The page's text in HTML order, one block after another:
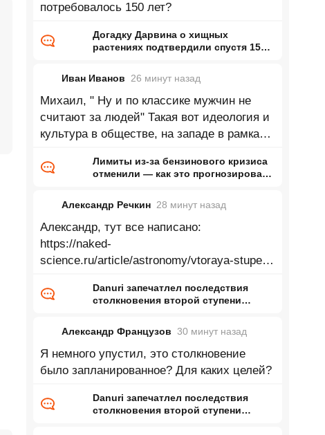
потребовалось 150 лет?
Догадку Дарвина о хищных
растениях подтвердили спустя 150
Иван Иванов
26 минут назад
Михаил, " Ну и по классике мужчин не
считают за людей" Такая вот идеология и
культура в обществе, на западе в рамках
Лимиты из-за бензинового кризиса
отменили — как это прогнозировал
Александр Речкин 28 минут назад
Александр, тут все написано:
https://naked-
science.ru/article/astronomy/vtoraya-stupen-
Danuri запечатлел последствия
столкновения второй ступени
Александр Французов 30 минут назад
Я немного упустил, это столкновение
было запланированное? Для каких целей?
Danuri запечатлел последствия
столкновения второй ступени